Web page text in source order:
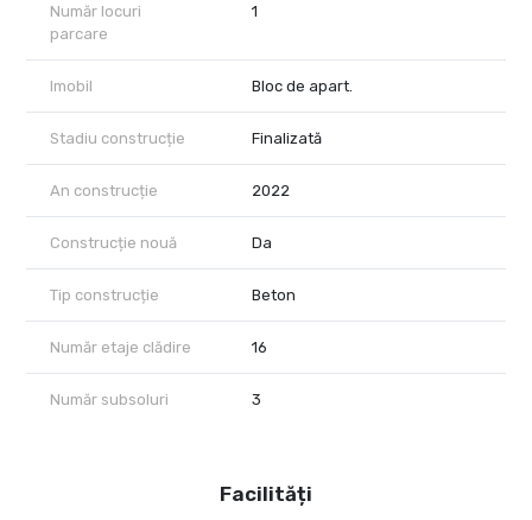
Număr locuri
parcare
1
Imobil Bloc de apart.
Stadiu construcție Finalizată
An construcție 2022
Construcție nouă Da
Tip construcție Beton
Număr etaje clădire 16
Număr subsoluri 3
Facilități